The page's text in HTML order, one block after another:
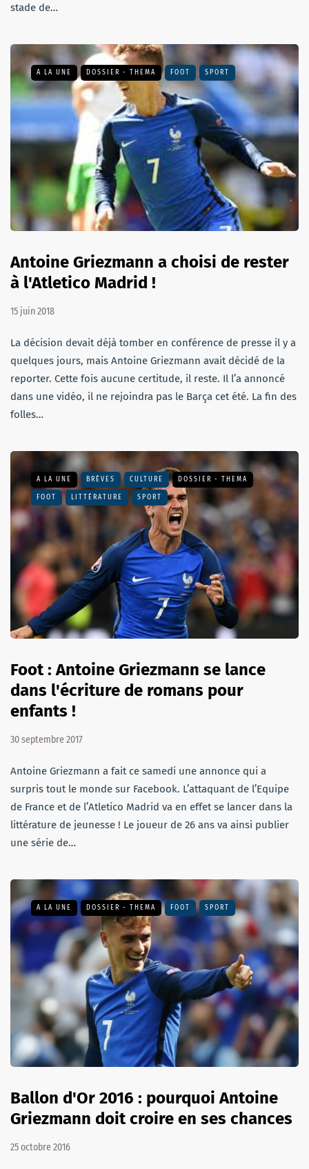
stade de…
A LA UNE DOSSIER - THEMA FOOT SPORT
Antoine Griezmann a choisi de rester
à l'Atletico Madrid !
15 juin 2018
La décision devait déjà tomber en conférence de presse il y a
quelques jours, mais Antoine Griezmann avait décidé de la
reporter. Cette fois aucune certitude, il reste. Il l’a annoncé
dans une vidéo, il ne rejoindra pas le Barça cet été. La fin des
folles…
A LA UNE BRÈVES CULTURE DOSSIER - THEMA
FOOT LITTÉRATURE SPORT
Foot : Antoine Griezmann se lance
dans l'écriture de romans pour
enfants !
30 septembre 2017
Antoine Griezmann a fait ce samedi une annonce qui a
surpris tout le monde sur Facebook. L’attaquant de l’Equipe
de France et de l’Atletico Madrid va en effet se lancer dans la
littérature de jeunesse ! Le joueur de 26 ans va ainsi publier
une série de…
A LA UNE DOSSIER - THEMA FOOT SPORT
Ballon d'Or 2016 : pourquoi Antoine
Griezmann doit croire en ses chances
25 octobre 2016